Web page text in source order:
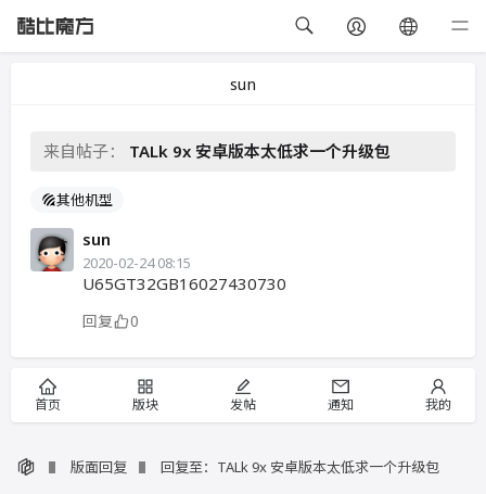
sun
来自帖子： TALk 9x 安卓版本太低求一个升级包
其他机型
sun
2020-02-24 08:15
U65GT32GB16027430730
回复 0
首页 版块 发帖 通知 我的
版面回复 回复至：TALk 9x 安卓版本太低求一个升级包